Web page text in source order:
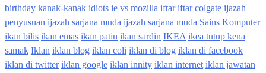
birthday kanak-kanak idiots ie vs mozilla iftar iftar colgate ijazah
penyusuan ijazah sarjana muda ijazah sarjana muda Sains Komputer
ikan bilis ikan emas ikan patin ikan sardin IKEA ikea tutup kena
samak Iklan iklan blog iklan coli iklan di blog iklan di facebook
iklan di twitter iklan google iklan innity iklan internet iklan jawatan